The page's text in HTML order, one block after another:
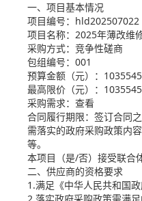
一、项目基本情况
项目编号：hld202507022
项目名称：2025年薄改维
采购方式：竞争性磋商
包组编号：001
预算金额（元）：
最高限价（元）：
采购需求：查看
合同履行期限：签订合同
需落实的政府采购政策内
等。
本项目（是/否）接受联合
二、供应商的资格要求
1.满足《中华人民共和国